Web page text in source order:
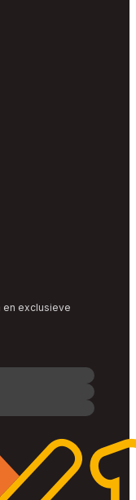
en exclusieve